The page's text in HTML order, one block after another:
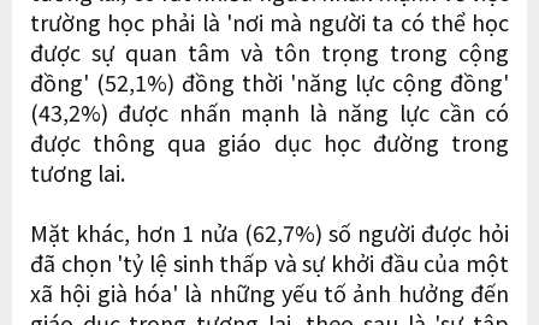
trường học phải là 'nơi mà người ta có thể học
được sự quan tâm và tôn trọng trong cộng
đồng' (52,1%) đồng thời 'năng lực cộng đồng'
(43,2%) được nhấn mạnh là năng lực cần có
được thông qua giáo dục học đường trong
tương lai.
Mặt khác, hơn 1 nửa (62,7%) số người được hỏi
đã chọn 'tỷ lệ sinh thấp và sự khởi đầu của một
xã hội già hóa' là những yếu tố ảnh hưởng đến